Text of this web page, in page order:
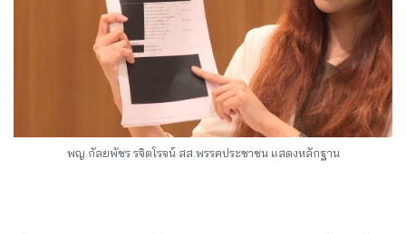
พญ.กัลยพัชร รจิตโรจน์ สส.พรรคประชาชน แสดงหลักฐาน